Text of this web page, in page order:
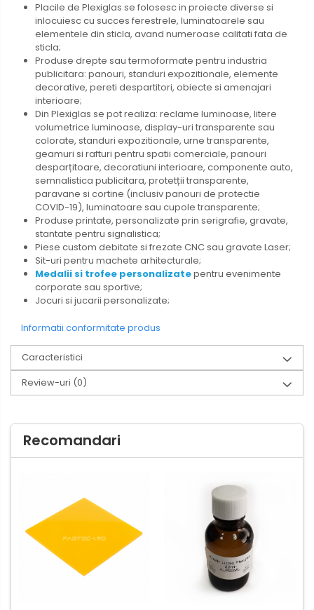
Placile de Plexiglas se folosesc in proiecte diverse si
inlocuiesc cu succes ferestrele, luminatoarele sau
elementele din sticla, avand numeroase calitati fata de
sticla;
Produse drepte sau termoformate pentru industria
publicitara: panouri, standuri expozitionale, elemente
decorative, pereti despartitori, obiecte si amenajari
interioare;
Din Plexiglas se pot realiza: reclame luminoase, litere
volumetrice luminoase, display-uri transparente sau
colorate, standuri expozitionale, urne transparente,
geamuri si rafturi pentru spatii comerciale, panouri
desparțitoare, decoratiuni interioare, componente auto,
semnalistica publicitara, protetții transparente,
paravane si cortine (inclusiv panouri de protectie
COVID-19), luminatoare sau cupole transparente;
Produse printate, personalizate prin serigrafie, gravate,
stantate pentru signalistica;
Piese custom debitate si frezate CNC sau gravate Laser;
Sit-uri pentru machete arhitecturale;
Medalii si trofee personalizatepentru evenimente
corporate sau sportive;
Jocuri si jucarii personalizate;
Informatii conformitate produs
Caracteristici
Review-uri (0)
Recomandari